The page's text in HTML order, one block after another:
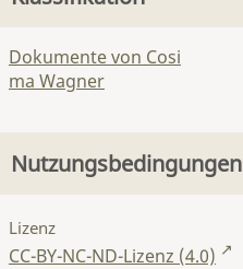
Dokumente von Cosi
ma Wagner
Nutzungsbedingungen
Lizenz
CC-BY-NC-ND-Lizenz (4.0)